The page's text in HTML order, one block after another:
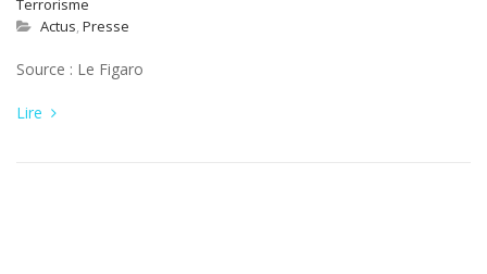
Terrorisme
Actus, Presse
Source : Le Figaro
Lire